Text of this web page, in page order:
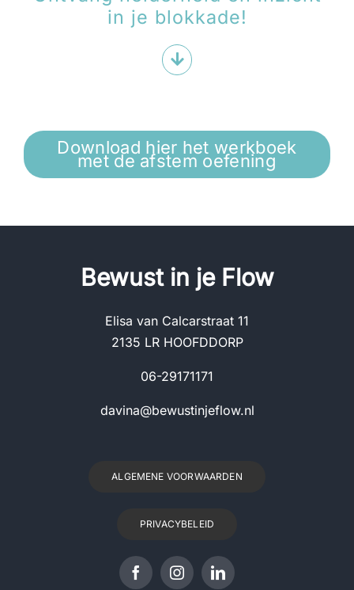
in je blokkade!
Download hier het werkboek
met de afstem oefening
Bewust in je Flow
Elisa van Calcarstraat 11
2135 LR HOOFDDORP
06-29171171
davina@bewustinjeflow.nl
ALGEMENE VOORWAARDEN
PRIVACYBELEID